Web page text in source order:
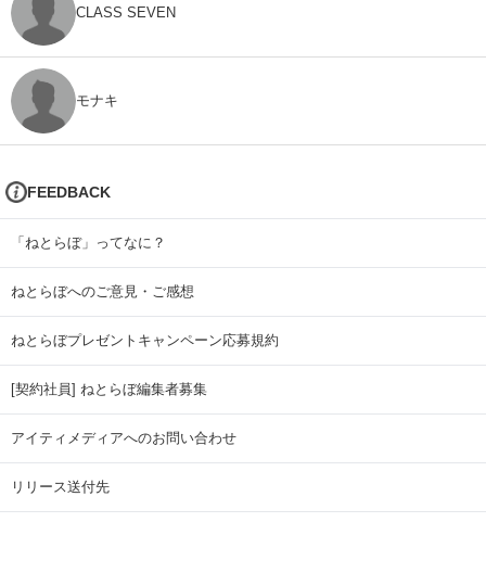
CLASS SEVEN
モナキ
FEEDBACK
「ねとらぼ」ってなに？
ねとらぼへのご意見・ご感想
ねとらぼプレゼントキャンペーン応募規約
[契約社員] ねとらぼ編集者募集
アイティメディアへのお問い合わせ
リリース送付先